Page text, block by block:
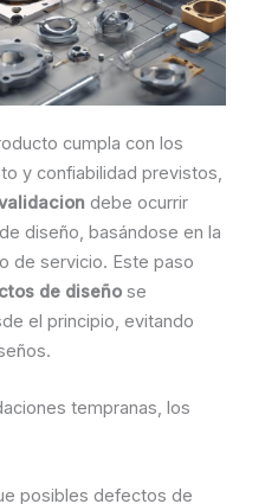
cumpla con los
y confiabilidad previstos,
debe ocurrir
diseño, basándose en la
de servicio. Este paso
de diseño se
el principio, evitando
tempranas, los
posibles defectos de